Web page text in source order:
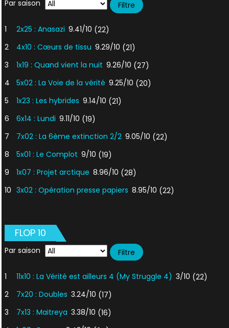
Par saison
1 2x25 : Anasazi 9.41/10 (22)
2
4x10 : Cœurs de tissu 9.29/10 (21)
3
1x19 : Quand vient la nuit 9.26/10 (27)
4
5x02 : La Voie de la vérité 9.25/10 (20)
5
1x23 : Les hybrides 9.14/10 (21)
6
6x14 : Lundi 9.11/10 (19)
7
7x02 : La 6ème extinction 2/2 9.05/10 (22)
8
5x01 : Le Complot 9/10 (19)
9
1x07 : Projet arctique 8.96/10 (28)
10 3x02 : Opération presse papiers 8.95/10 (22)
FLOP 10
Par saison
1 11x10 : La Vérité est ailleurs 4 (My Struggle 4) 3/10 (22)
2
7x20 : Doubles 3.24/10 (17)
3
7x13 : Maitreya 3.38/10 (16)